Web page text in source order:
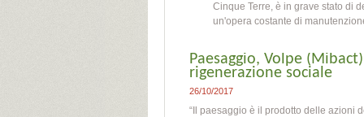
Cinque Terre, è in grave stato di
un'opera costante di
Paesaggio, Volpe
rigenerazione sociale
26/10/2017
“Il paesaggio è il prodotto delle azioni